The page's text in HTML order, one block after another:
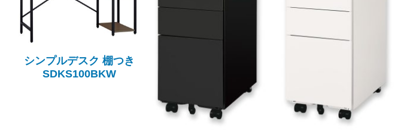
シンプルデスク 棚つき
SDKS100BKW